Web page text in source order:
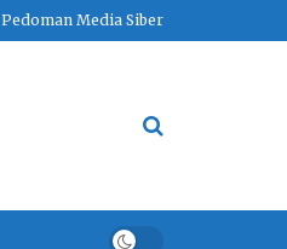
Pedoman Media Siber